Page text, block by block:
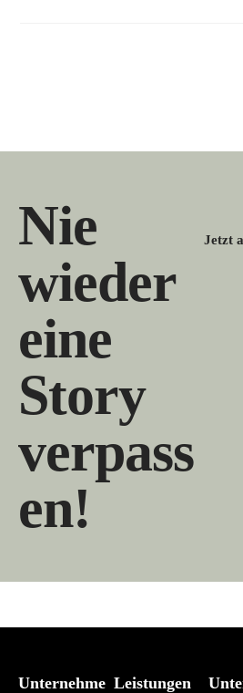
Nie
wieder
eine
Story
verpass
en!
Jetzt
Unternehme Leistungen